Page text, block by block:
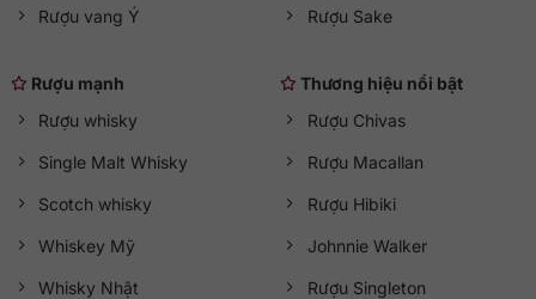
6. Thông tin chi tiết sản phẩm
THÔNG TIN CHI TIẾT
Thương hiệu
Phân loại Blended Scotch Whisky
Rượu vang Ý Rượu Sake
Rượu mạnh
Rượu whisky
Single Malt Whisky
Scotch whisky
Whiskey Mỹ
Whisky Nhật
Thương hiệu nổi bật
Rượu Chivas
Rượu Macallan
Rượu Hibiki
Johnnie Walker
Rượu Singleton